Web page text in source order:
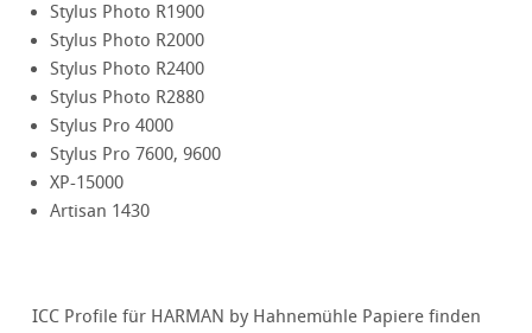
Stylus Photo R1900
Stylus Photo R2000
Stylus Photo R2400
Stylus Photo R2880
Stylus Pro 4000
Stylus Pro 7600, 9600
XP-15000
Artisan 1430
ICC Profile für HARMAN by Hahnemühle Papiere finden